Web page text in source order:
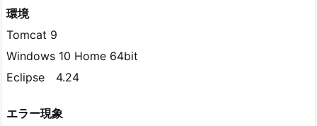
環境
Tomcat 9
Windows 10 Home 64bit
Eclipse 4.24
エラー現象